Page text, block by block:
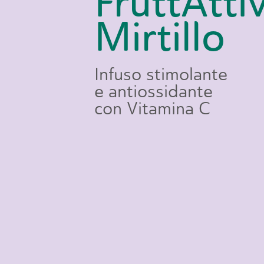
Mirtillo
Infuso stimolante
e antiossidante
con Vitamina C